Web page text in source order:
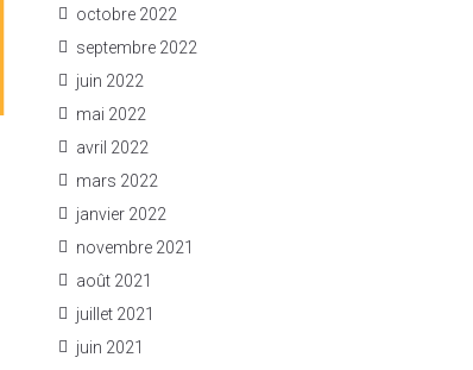
octobre 2022
septembre 2022
juin 2022
mai 2022
avril 2022
mars 2022
janvier 2022
novembre 2021
août 2021
juillet 2021
juin 2021